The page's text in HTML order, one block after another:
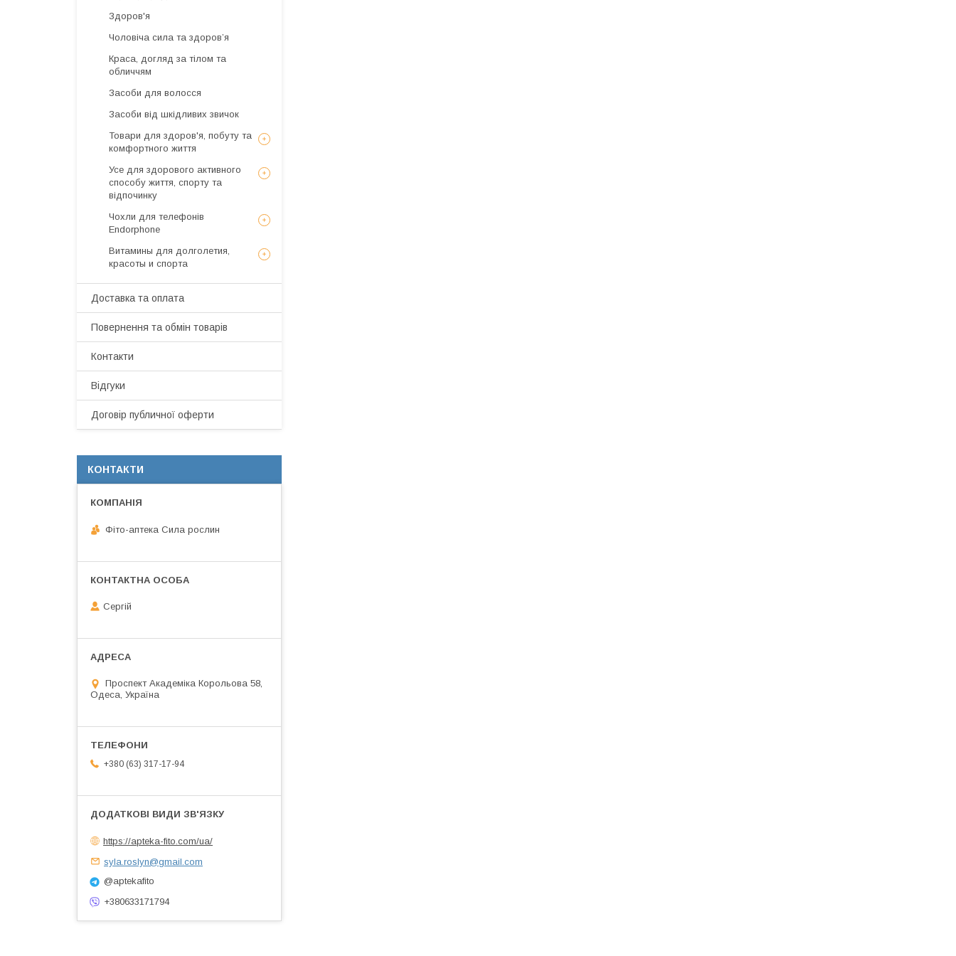
Здоров'я
Чоловіча сила та здоров’я
Краса, догляд за тілом та
обличчям
Засоби для волосся
Засоби від шкідливих звичок
Товари для здоров'я, побуту та
комфортного життя
Усе для здорового активного
способу життя, спорту та
відпочинку
Чохли для телефонів
Endorphone
Витамины для долголетия,
красоты и спорта
Доставка та оплата
Повернення та обмін товарів
Контакти
Відгуки
Договір публичної оферти
КОНТАКТИ
Фіто-аптека Сила рослин
Сергій
Проспект Академіка Корольова 58,
Одеса, Україна
+380 (63) 317-17-94
https://apteka-fito.com/ua/
syla.roslyn@gmail.com
@aptekafito
+380633171794